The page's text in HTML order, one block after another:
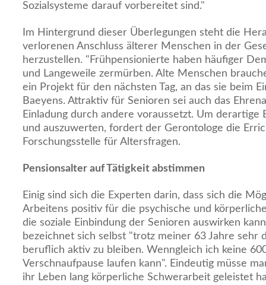
Sozialsysteme darauf vorbereitet sind."
Im Hintergrund dieser Überlegungen steht die
verlorenen Anschluss älterer Menschen in der
herzustellen. "Frühpensionierte haben häufiger
und Langeweile zermürben. Alte Menschen
ein Projekt für den nächsten Tag, an das sie beim
Baeyens. Attraktiv für Senioren sei auch das
Einladung durch andere voraussetzt. Um derartige
und auszuwerten, fordert der Gerontologe die
Forschungsstelle für Altersfragen.
Pensionsalter auf Tätigkeit abstimmen
Einig sind sich die Experten darin, dass sich die
Arbeitens positiv für die psychische und
die soziale Einbindung der Senioren auswirken
bezeichnet sich selbst "trotz meiner 63 Jahre sehr
beruflich aktiv zu bleiben. Wenngleich ich keine
Verschnaufpause laufen kann". Eindeutig müsse
ihr Leben lang körperliche Schwerarbeit geleistet